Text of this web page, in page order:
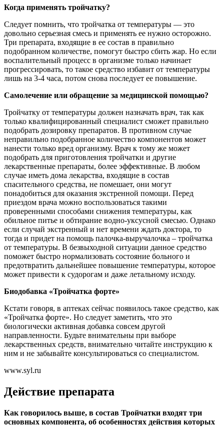
Когда применять тройчатку?
Следует помнить, что тройчатка от температуры — это
довольно серьезная смесь и применять ее нужно осторожно.
Три препарата, входящие в ее состав в правильно
подобранном количестве, помогут быстро сбить жар. Но если
воспалительный процесс в организме только начинает
прогрессировать, то такое средство избавит от температуры
лишь на 3-4 часа, потом снова последует ее повышение.
Самолечение или обращение за медицинской помощью?
Тройчатку от температуры должен назначать врач, так как
только квалифицированный специалист сможет правильно
подобрать дозировку препаратов. В противном случае
неправильно подобранное количество компонентов может
нанести только вред организму. Врач к тому же может
подобрать для приготовления тройчатки и другие
лекарственные препараты, более эффективные. В любом
случае иметь дома лекарства, входящие в состав
спасительного средства, не помешает, они могут
понадобиться для оказания экстренной помощи. Перед
приездом врача можно воспользоваться такими
проверенными способами снижения температуры, как
обильное питье и обтирание водно-уксусной смесью. Однако
если случай экстренный и нет времени ждать доктора, то
тогда и придет на помощь палочка-выручалочка – тройчатка
от температуры. В безвыходной ситуации данное средство
поможет быстро нормализовать состояние больного и
предотвратить дальнейшее повышение температуры, которое
может привести к судорогам и даже летальному исходу.
Биодобавка «Тройчатка форте»
Кстати говоря, в аптеках сейчас появилось такое средство, как
«Тройчатка форте». Но следует заметить, что это
биологически активная добавка совсем другой
направленности. Будьте внимательны при выборе
лекарственных средств, внимательно читайте инструкцию к
ним и не забывайте консультироваться со специалистом.
www.syl.ru
Действие препарата
Как говорилось выше, в состав Тройчатки входят три
основных компонента, об особенностях действия которых